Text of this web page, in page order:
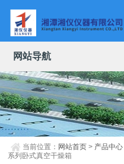
网站导航
当前位置： 网站首页 > 产品中心
系列卧式真空干燥箱